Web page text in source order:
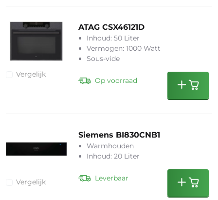
Vergelijk
ATAG CSX46121D
Inhoud: 50 Liter
Vermogen: 1000 Watt
Sous-vide
Op voorraad
Vergelijk
Siemens BI830CNB1
Warmhouden
Inhoud: 20 Liter
Leverbaar